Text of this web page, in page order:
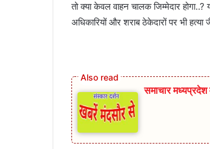
तो क्या केवल वाहन चालक जिम्मेदार
अधिकारियों और शराब ठेकेदारों पर भी
समाचार